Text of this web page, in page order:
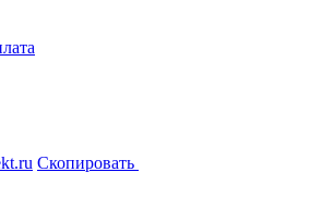
Скопировать